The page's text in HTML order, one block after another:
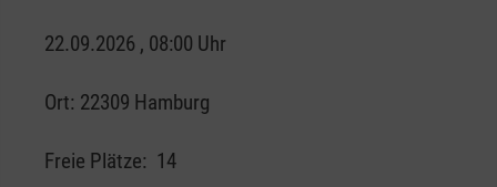
22.09.2026 , 08:00 Uhr
Ort: 22309 Hamburg
Freie Plätze: 14